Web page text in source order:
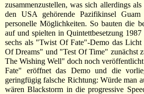
zusammenzustellen, was sich allerdings
den USA gehörende Pazifikinsel
personelle Möglichkeiten. So bauten die
auf und spielten in Quintettbesetzung
sechs als "Twist Of Fate"-Demo das
Of Dreams" und "Test Of Time" zunächst
The Wishing Well" doch noch
Fate" eröffnet das Demo und die
geringfügig falsche Richtung: Würde man
wären Blackstorm in die progressive